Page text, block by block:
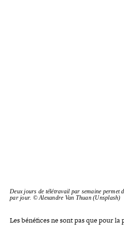
Deux jours de télé­tra­vail par semaine permet
par jour. © Alexandre Van Thuan (Unsplash)
Les bénéfices ne sont pas que pour